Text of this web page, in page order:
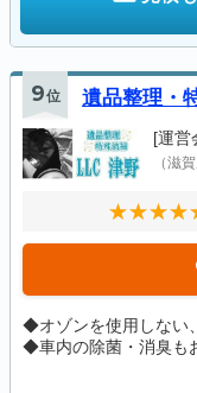
9位 遺品整理・
[運営
（滋
◆オゾンを使用しない
◆車内の除菌・消臭も